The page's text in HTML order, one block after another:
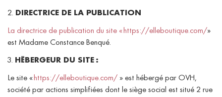
2. DIRECTRICE DE LA PUBLICATION
La directrice de publication du site « https://elleboutique.com/»
est Madame Constance Benqué.
3. HÉBERGEUR DU SITE :
Le site « https://elleboutique.com/ » est hébergé par OVH,
société par actions simplifiées dont le siège social est situé 2 rue